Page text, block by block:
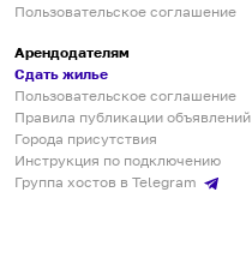
Пользовательское соглашение
Арендодателям
Сдать жилье
Пользовательское соглашение
Правила публикации объявлений
Города присутствия
Инструкция по подключению
Группа хостов в Telegram